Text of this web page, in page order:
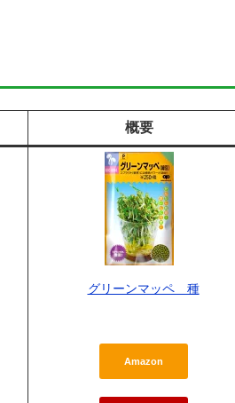
概要
グリーンマッペ 種
Amazon